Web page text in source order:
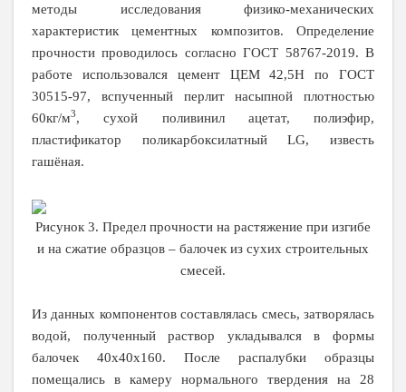
методы исследования физико-механических
характеристик цементных композитов. Определение
прочности проводилось согласно ГОСТ 58767-2019. В
работе использовался цемент ЦЕМ 42,5Н по ГОСТ
30515-97, вспученный перлит насыпной плотностью
60кг/м3, сухой поливинил ацетат, полиэфир,
пластификатор поликарбоксилатныйLG, известь
гашёная.
Рисунок 3. Предел прочности на растяжение при изгибе
и на сжатие образцов – балочек из сухих строительных
смесей.
Из данных компонентов составлялась смесь, затворялась
водой, полученный раствор укладывался в формы
балочек 40х40х160. После распалубки образцы
помещались в камеру нормального твердения на 28